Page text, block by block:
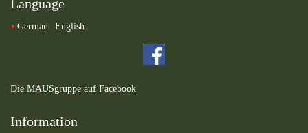
Language
German English
Die MAUSgruppe auf Facebook
Information